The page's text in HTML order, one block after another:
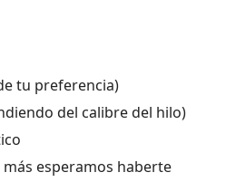
tu preferencia)
del calibre del hilo)
más esperamos haberte